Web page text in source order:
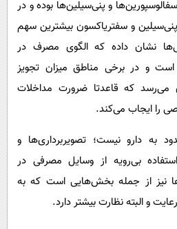
و پنی‌سیلین‌ها بوده و در
و سفتریاکسون بیشترین سهم
نشان داده که الگوی مصرف در
و در برخی مناطق میزان تجویز
می‌رسد که قاعدتا ضرورت مداخلات
را ایجاب می‌کند.
به دارو نیست؛ تصویربرداری‌ها و
بی‌رویه از وسایل مصرفی در
نیز از جمله بخش‌هایی است که به
و البته نظارت بیشتر دارد.